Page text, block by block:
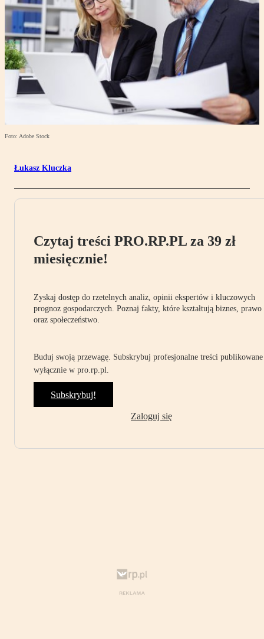
Foto: Adobe Stock
Łukasz Kluczka
Czytaj treści PRO.RP.PL za 39 zł
miesięcznie!
Zyskaj dostęp do rzetelnych analiz, opinii ekspertów i kluczowych
prognoz gospodarczych. Poznaj fakty, które kształtują biznes, prawo
oraz społeczeństwo.
Buduj swoją przewagę. Subskrybuj profesjonalne treści publikowane
wyłącznie w pro.rp.pl.
Subskrybuj!
Zaloguj się